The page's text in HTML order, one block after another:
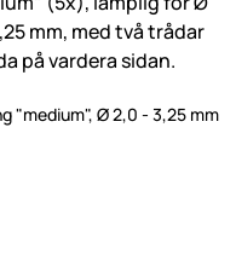
"medium", Ø 2,0 - 3,25 mm